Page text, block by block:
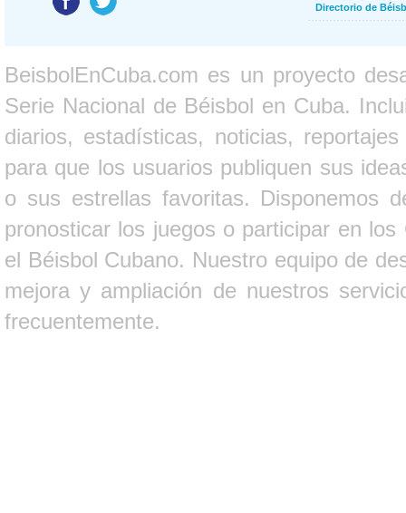
Directorio de
BeisbolEnCuba.com es un proyecto
Serie Nacional de Béisbol en Cuba.
diarios, estadísticas, noticias,
para que los usuarios publiquen sus
o sus estrellas favoritas. Disponemos
pronosticar los juegos o participar en
el Béisbol Cubano. Nuestro equipo de
mejora y ampliación de nuestros
frecuentemente.